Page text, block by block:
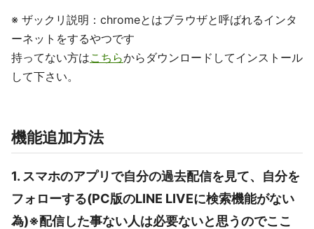
※ ザックリ説明：chromeとはブラウザと呼ばれるインタ
ーネットをするやつです
持ってない方はこちらからダウンロードしてインストール
して下さい。
機能追加方法
1. スマホのアプリで自分の過去配信を見て、自分を
フォローする(PC版のLINE LIVEに検索機能がない
為)※配信した事ない人は必要ないと思うのでここ